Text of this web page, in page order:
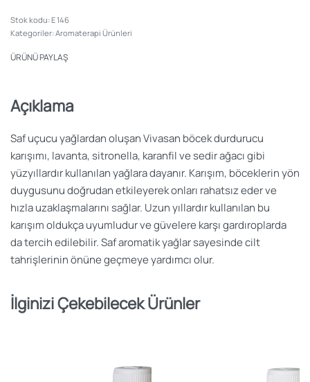
E 146
Kategoriler:Aromaterapi Ürünleri
ÜRÜNÜ PAYLAŞ
Açıklama
Saf uçucu yağlardan oluşan Vivasan böcek durdurucu
karışımı, lavanta, sitronella, karanfil ve sedir ağacı gibi
yüzyıllardır kullanılan yağlara dayanır. Karışım, böceklerin yön
duygusunu doğrudan etkileyerek onları rahatsız eder ve
hızla uzaklaşmalarını sağlar. Uzun yıllardır kullanılan bu
karışım oldukça uyumludur ve güvelere karşı gardıroplarda
da tercih edilebilir. Saf aromatik yağlar sayesinde cilt
tahrişlerinin önüne geçmeye yardımcı olur.
İlginizi Çekebilecek Ürünler